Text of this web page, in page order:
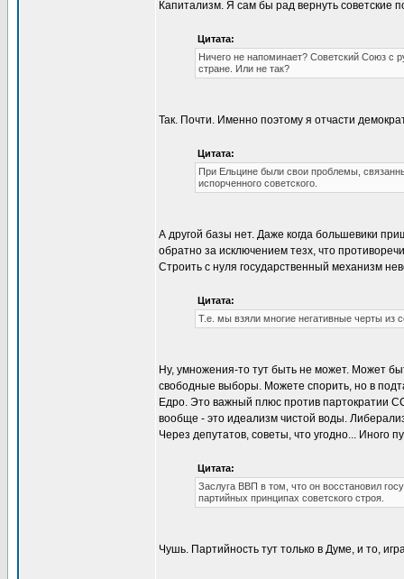
Капитализм. Я сам бы рад вернуть советские
Цитата:
Ничего не напоминает? Советский Союз с
стране. Или не так?
Так. Почти. Именно поэтому я отчасти
Цитата:
При Ельцине были свои проблемы,
испорченного советского.
А другой базы нет. Даже когда большевики
обратно за исключением тезх, что
Строить с нуля государственный механизм
Цитата:
Т.е. мы взяли многие негативные черты из
Ну, умножения-то тут быть не может. Может
свободные выборы. Можете спорить, но в
Едро. Это важный плюс против партократии
вообще - это идеализм чистой воды.
Через депутатов, советы, что угодно... Иного
Цитата:
Заслуга ВВП в том, что он восстановил
партийных принципах советского строя.
Чушь. Партийность тут только в Думе, и то,